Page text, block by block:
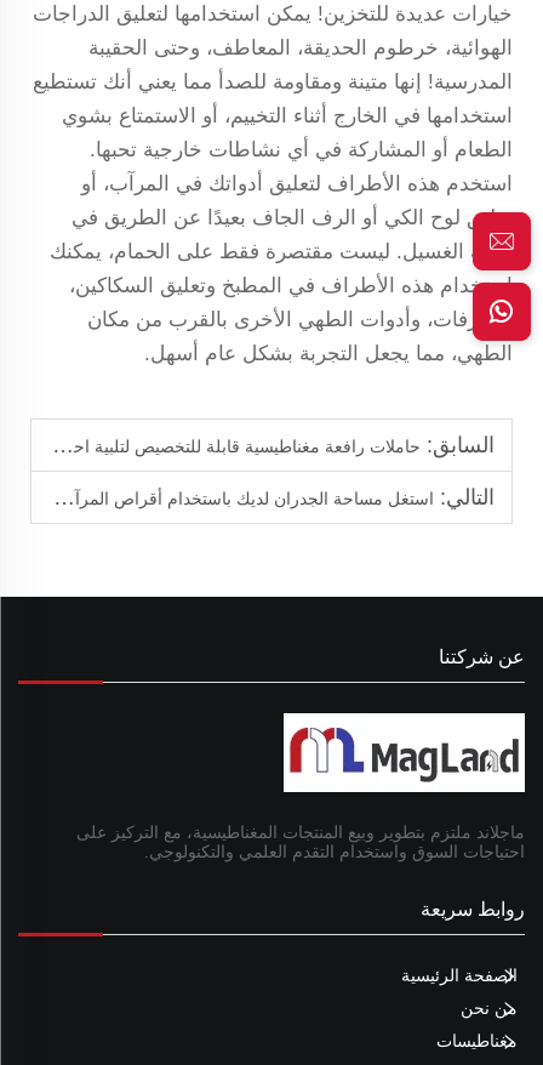
خيارات عديدة للتخزين! يمكن استخدامها لتعليق الدراجات
الهوائية، خرطوم الحديقة، المعاطف، وحتى الحقيبة
المدرسية! إنها متينة ومقاومة للصدأ مما يعني أنك تستطيع
استخدامها في الخارج أثناء التخييم، أو الاستمتاع بشوي
الطعام أو المشاركة في أي نشاطات خارجية تحبها.
استخدم هذه الأطراف لتعليق أدواتك في المرآب، أو
تعليق لوح الكي أو الرف الجاف بعيدًا عن الطريق في
غرفة الغسيل. ليست مقتصرة فقط على الحمام، يمكنك
استخدام هذه الأطراف في المطبخ وتعليق السكاكين،
المغرفات، وأدوات الطهي الأخرى بالقرب من مكان
الطهي، مما يجعل التجربة بشكل عام أسهل.
السابق: حاملات رافعة مغناطيسية قابلة للتخصيص لتلبية احتياجاتك
التالي: استغل مساحة الجدران لديك باستخدام أقراص المرآب المغناطيسية
عن شركتنا
ماجلاند ملتزم بتطوير وبيع المنتجات المغناطيسية، مع التركيز على
احتياجات السوق واستخدام التقدم العلمي والتكنولوجي.
روابط سريعة
الصفحة الرئيسية
من نحن
مغناطيسات